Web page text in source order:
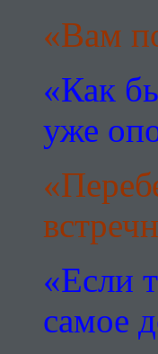
«Вам
«Как
уже
«Если
самое